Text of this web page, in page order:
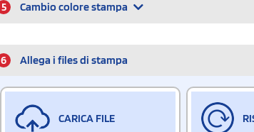
5 Cambio colore stampa
6 Allega i files di stampa
CARICA FILE